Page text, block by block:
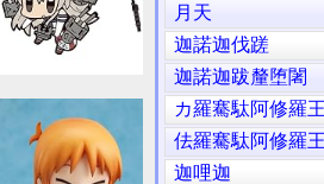
月天
迦諾迦伐蹉
迦諾迦跋釐堕闍
カ羅騫駄阿修羅王
佉羅騫駄阿修羅王
迦哩迦